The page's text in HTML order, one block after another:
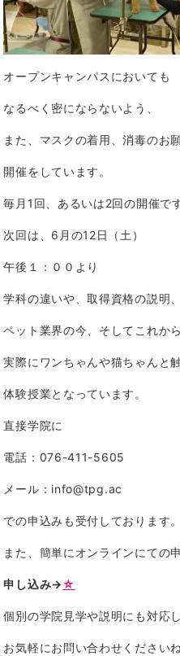
オープンキャンパスにおいても
なるべく密にならないよう、
また、マスクの着用、消毒のお
開催をしています。
毎月1回、あるいは2回の開催です
次回は、6月の12日（土）
午後１：００より
学科の違いや、取得資格の説明、
ペット業界の今、そしてこれか
実際にワンちゃんや猫ちゃんと
体験授業となっています。
直接学院に
電話：076-411-5605
メール：info@tpg.ac
での申込みも受付しております。
また、簡単にオンラインにての
申し込み→☆
個別の学院見学や説明にも対応
お気軽にお問い合わせくださいね